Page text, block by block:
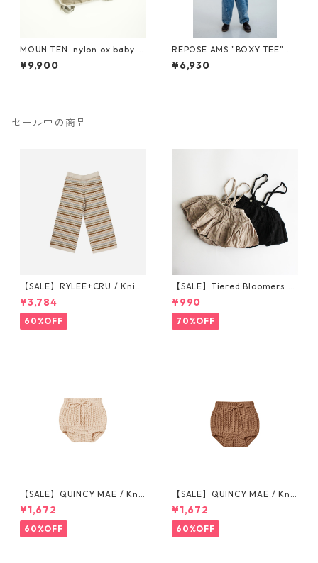
MOUN TEN. nylon ox baby k
napsack [MA71-0215a]
¥9,900
REPOSE AMS "BOXY TEE" SS
26-86
¥6,930
セール中の商品
【SALE】RYLEE+CRU / Knit
Wide Leg Pant || Honeycom
b Strip 6-7/8-9/10-12y
¥3,784
60%OFF
【SALE】Tiered Bloomers 7
0-80cm (グレージュ／ブラッ
ク) ※1点までメール便可
¥990
70%OFF
【SALE】QUINCY MAE / Knit
Tie Bloomer (12-18M/18-24
M/2-3Y)
¥1,672
60%OFF
【SALE】QUINCY MAE / Knit
Tie Bloomer (12-18M/18-24
M/2-3Y)
¥1,672
60%OFF